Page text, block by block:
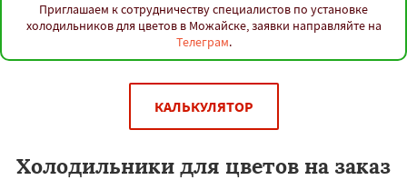
Приглашаем к сотрудничеству специалистов по установке
холодильников для цветов в Можайске, заявки направляйте на
Телеграм.
КАЛЬКУЛЯТОР
Холодильники для цветов на заказ